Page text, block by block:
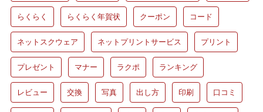
らくらく らくらく年賀状 クーポン コード
ネットスクウェア ネットプリントサービス プリント
プレゼント マナー ラクポ ランキング
レビュー 交換 写真 出し方 印刷 口コミ